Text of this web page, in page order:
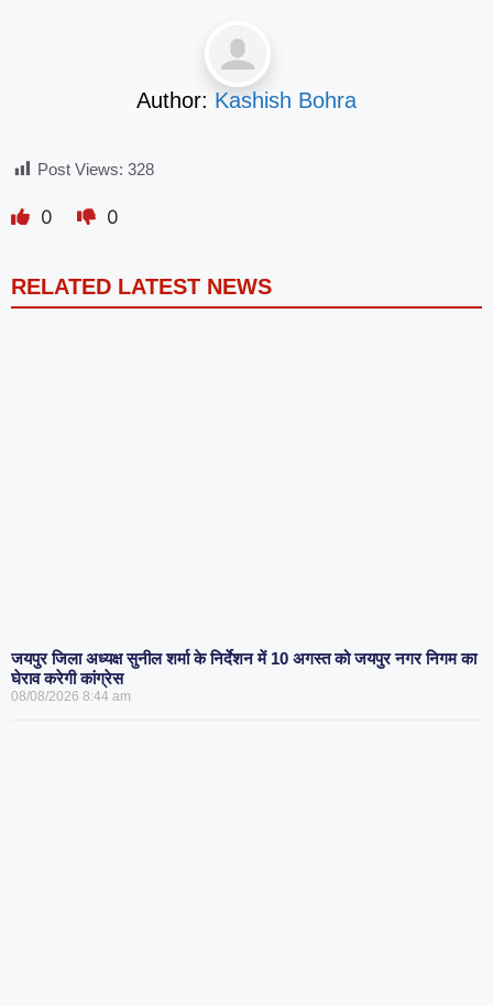
Author: Kashish Bohra
Post Views: 328
0 0
RELATED LATEST NEWS
जयपुर जिला अध्यक्ष सुनील शर्मा के निर्देशन में 10 अगस्त को जयपुर नगर निगम का
घेराव करेगी कांग्रेस
08/08/2026 8:44 am